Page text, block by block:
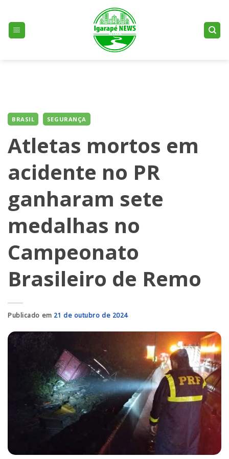
content
BRASIL SEGURANÇA
Atletas mortos em
acidente no PR
ganharam sete
medalhas no
Campeonato
Brasileiro de Remo
Publicado em 21 de outubro de 2024